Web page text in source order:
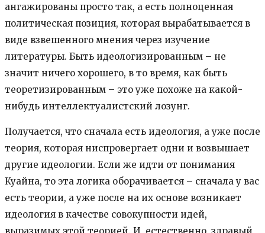
ангажированы просто так, а есть полноценная
политическая позиция, которая вырабатывается в
виде взвешенного мнения через изучение
литературы. Быть идеологизированным – не
значит ничего хорошего, в то время, как быть
теоретизированным – это уже похоже на какой-
нибудь интеллектуалистский лозунг.
Получается, что сначала есть идеология, а уже после
теория, которая ниспровергает одни и возвышает
другие идеологии. Если же идти от понимания
Куайна, то эта логика оборачивается – сначала у вас
есть теории, а уже после на их основе возникает
идеология в качестве совокупности идей,